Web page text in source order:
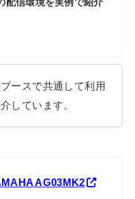
配信環境を実例で紹介
ースで共通して利用
しています。
AG03MK2